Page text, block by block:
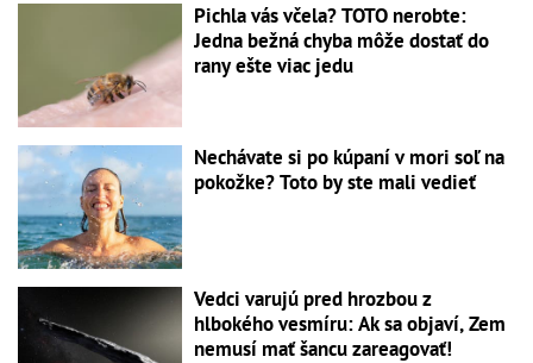
Pichla vás včela? TOTO nerobte:
Jedna bežná chyba môže dostať do
rany ešte viac jedu
Nechávate si po kúpaní v mori soľ na
pokožke? Toto by ste mali vedieť
Vedci varujú pred hrozbou z
hlbokého vesmíru: Ak sa objaví, Zem
nemusí mať šancu zareagovať!